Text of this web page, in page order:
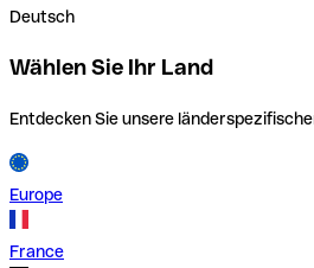
Deutsch
Wählen Sie Ihr Land
Entdecken Sie unsere
Europe
France